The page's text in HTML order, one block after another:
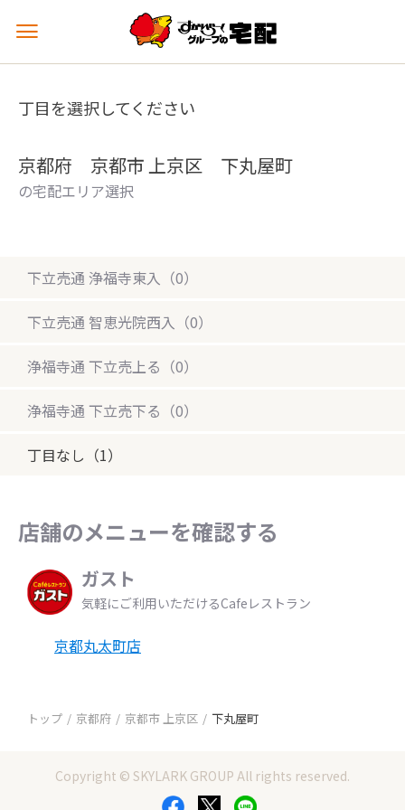
メ
ュ
を
丁目を選択してください
京都府 京都市 上京区 下丸屋町
の宅配エリア選択
下立売通 浄福寺東入（0）
下立売通 智恵光院西入（0）
浄福寺通 下立売上る（0）
浄福寺通 下立売下る（0）
丁目なし（1）
店舗のメニューを確認する
ガスト
気軽にご利用いただけるCafeレストラン
京都丸太町店
トップ 京都府 京都市 上京区 下丸屋町
Copyright © SKYLARK GROUP All rights reserved.